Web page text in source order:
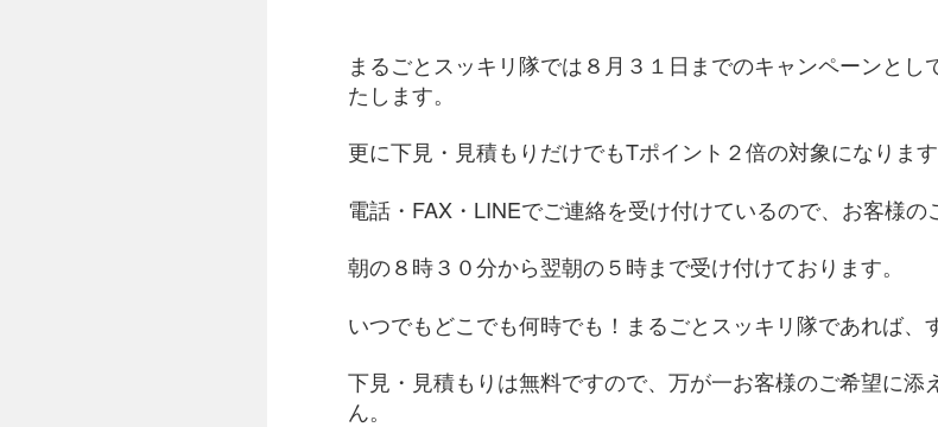
まるごとスッキリ隊では８月３１日までのキャンペーンと
たします。
更に下見・見積もりだけでもTポイント２倍の対象になります
電話・FAX・LINEでご連絡を受け付けているので、お客様の
朝の８時３０分から翌朝の５時まで受け付けております。
いつでもどこでも何時でも！まるごとスッキリ隊であれば、
下見・見積もりは無料ですので、万が一お客様のご希望に
ん。